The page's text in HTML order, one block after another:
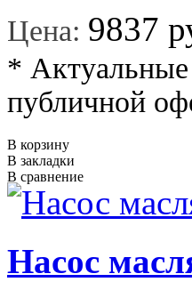
Цена: 9837
* Актуальные
публичной
В корзину
В закладки
В сравнение
Насос